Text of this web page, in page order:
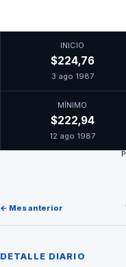
INICIO
$224,76
3 ago 1987
MÍNIMO
$222,94
12 ago 1987
← Mes anterior
DETALLE DIARIO